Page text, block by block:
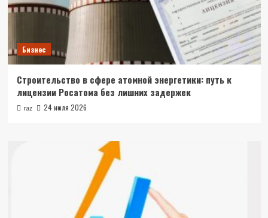
Бизнес
Строительство в сфере атомной энергетики: путь к
лицензии Росатома без лишних задержек
raz 24 июля 2026